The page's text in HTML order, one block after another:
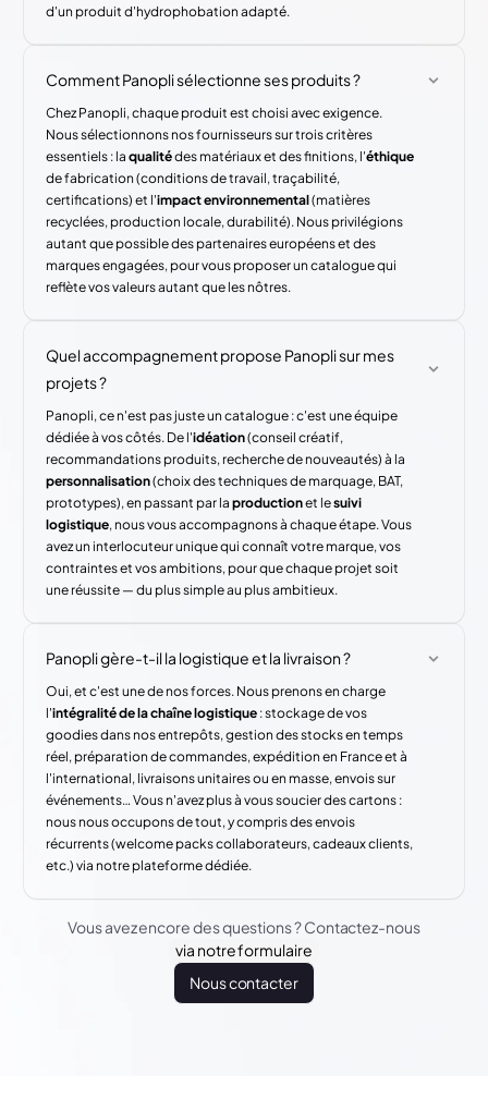
d'un produit d'hydrophobation adapté.
Comment Panopli sélectionne ses produits ?
Chez Panopli, chaque produit est choisi avec exigence.
Nous sélectionnons nos fournisseurs sur trois critères
essentiels : laqualitédes matériaux et des finitions, l'éthique
de fabrication (conditions de travail, traçabilité,
certifications) et l'impact environnemental(matières
recyclées, production locale, durabilité). Nous privilégions
autant que possible des partenaires européens et des
marques engagées, pour vous proposer un catalogue qui
reflète vos valeurs autant que les nôtres.
Quel accompagnement propose Panopli sur mes
projets ?
Panopli, ce n'est pas juste un catalogue : c'est une équipe
dédiée à vos côtés. De l'idéation(conseil créatif,
recommandations produits, recherche de nouveautés) à la
personnalisation(choix des techniques de marquage, BAT,
prototypes), en passant par laproductionet lesuivi
logistique, nous vous accompagnons à chaque étape. Vous
avez un interlocuteur unique qui connaît votre marque, vos
contraintes et vos ambitions, pour que chaque projet soit
une réussite — du plus simple au plus ambitieux.
Panopli gère-t-il la logistique et la livraison ?
Oui, et c'est une de nos forces. Nous prenons en charge
l'intégralité de la chaîne logistique : stockage de vos
goodies dans nos entrepôts, gestion des stocks en temps
réel, préparation de commandes, expédition en France et à
l'international, livraisons unitaires ou en masse, envois sur
événements… Vous n'avez plus à vous soucier des cartons :
nous nous occupons de tout, y compris des envois
récurrents (welcome packs collaborateurs, cadeaux clients,
etc.) via notre plateforme dédiée.
Vous avez encore des questions ? Contactez-nous
via notre formulaire
Nous contacter